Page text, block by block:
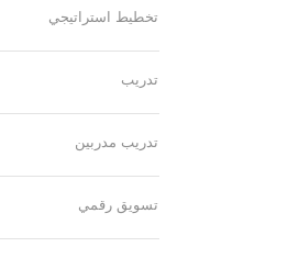
تخطيط استراتيجي
تدريب
تدريب مدربين
تسويق رقمي